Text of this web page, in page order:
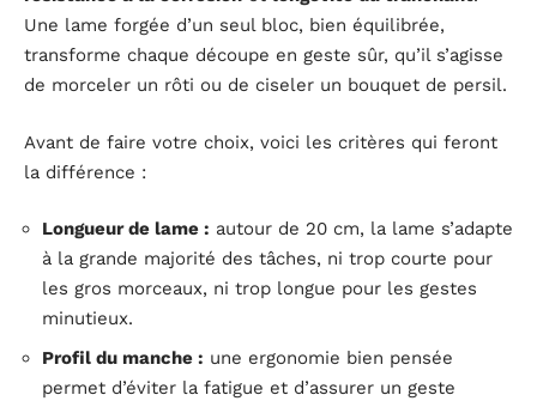
Une lame forgée d’un seul bloc, bien équilibrée,
transforme chaque découpe en geste sûr, qu’il s’agisse
de morceler un rôti ou de ciseler un bouquet de persil.
Avant de faire votre choix, voici les critères qui feront
la différence :
Longueur de lame : autour de 20 cm, la lame s’adapte
à la grande majorité des tâches, ni trop courte pour
les gros morceaux, ni trop longue pour les gestes
minutieux.
Profil du manche : une ergonomie bien pensée
permet d’éviter la fatigue et d’assurer un geste